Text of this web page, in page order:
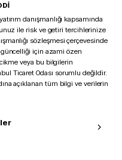
danışmanlığı kapsamında
ile risk ve getiri tercihlerinize
sözleşmesi çerçevesinde
için azami özen
veya bu bilgilerin
Ticaret Odası sorumlu değildir.
açıklanan tüm bilgi ve verilerin